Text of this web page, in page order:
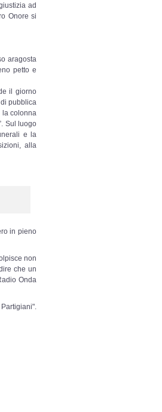
ad
Onore si
aragosta
petto e
il giorno
pubblica
la colonna
Sul luogo
e la
alla
in pieno
non
che un
Onda